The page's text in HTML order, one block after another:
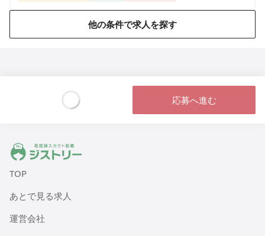
メドアグリクリニックかすみがうら
茨城県かすみがうら市上稲吉38-2
メドアグリクリニックなごや
メドアグリクリニックかわごえ
メドアグリクリニックふじさわ
他の条件で求人を探す
応募へ進む
ジストリー 看護師の転職マッチング
TOP
あとで見る求人
運営会社